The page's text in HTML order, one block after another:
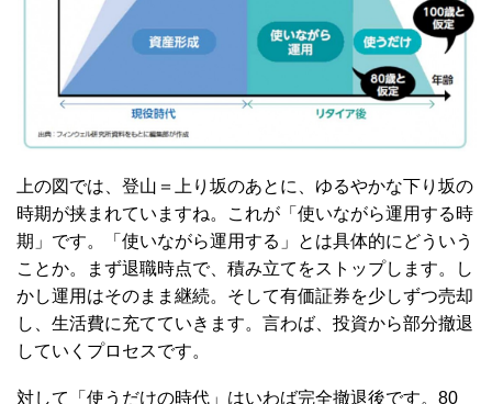
上の図では、登山＝上り坂のあとに、ゆるやかな下り坂の
時期が挟まれていますね。これが「使いながら運用する時
期」です。「使いながら運用する」とは具体的にどういう
ことか。まず退職時点で、積み立てをストップします。し
かし運用はそのまま継続。そして有価証券を少しずつ売却
し、生活費に充てていきます。言わば、投資から部分撤退
していくプロセスです。
対して「使うだけの時代」はいわば完全撤退後です。80